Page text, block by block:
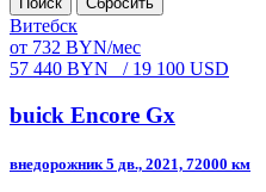
Витебск
от 732 BYN/мес
57 440 BYN
/ 19 100 USD
buick Encore Gx
внедорожник 5 дв., 2021, 72000 км